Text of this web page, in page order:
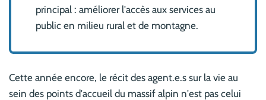
principal : améliorer l'accès aux services au
public en milieu rural et de montagne.
Cette année encore, le récit des agent.e.s sur la vie au
sein des points d'accueil du massif alpin n'est pas celui